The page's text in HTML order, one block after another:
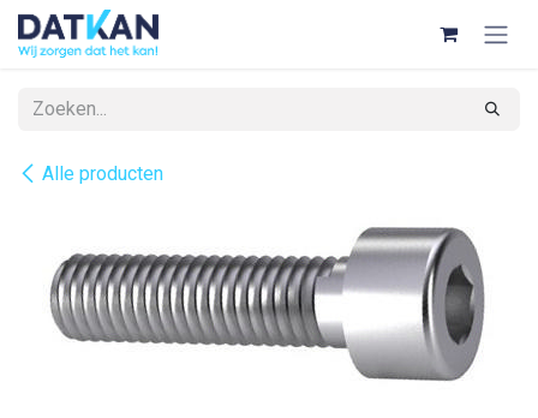
Overslaan naar inhoud
Alle producten